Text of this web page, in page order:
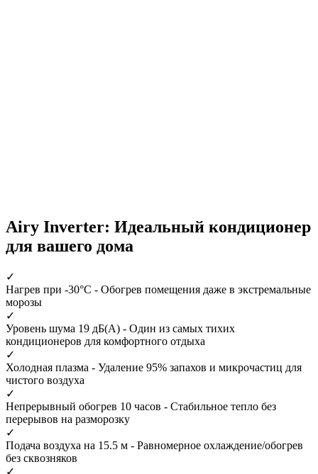
Airy Inverter: Идеальный кондиционер
для вашего дома
✓
Нагрев при -30°С - Обогрев помещения даже в экстремальные
морозы
✓
Уровень шума 19 дБ(А) - Один из самых тихих
кондиционеров для комфортного отдыха
✓
Холодная плазма - Удаление 95% запахов и микрочастиц для
чистого воздуха
✓
Непрерывный обогрев 10 часов - Стабильное тепло без
перерывов на разморозку
✓
Подача воздуха на 15.5 м - Равномерное охлаждение/обогрев
без сквозняков
✓